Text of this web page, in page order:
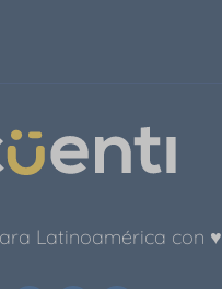
Latinoamérica con ♥